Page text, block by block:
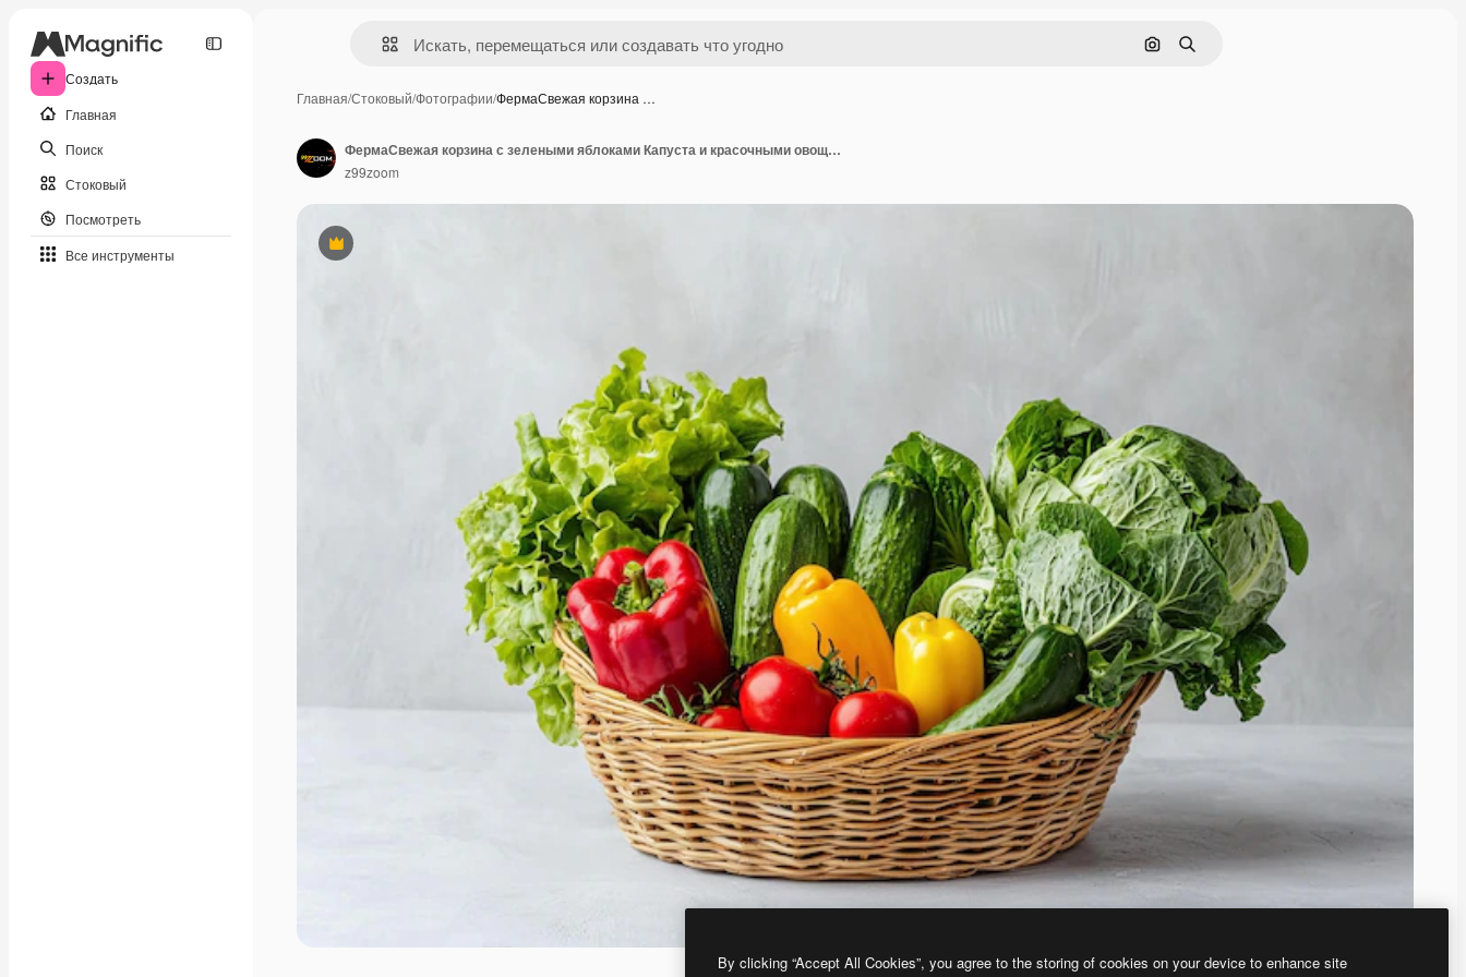
Создать
Главная
Поиск
Стоковый
Посмотреть
Все инструменты
Поиск по изображению
Поиск
Главная/Стоковый/Фотографии/ФермаСвежая корзина …
Премиум
ФермаСвежая корзина с зелеными яблоками Капуста и красочными овощами Здоровая ферма до стола
z99zoom
By clicking “Accept All Cookies”, you agree to the storing of cookies on your device to enhance site